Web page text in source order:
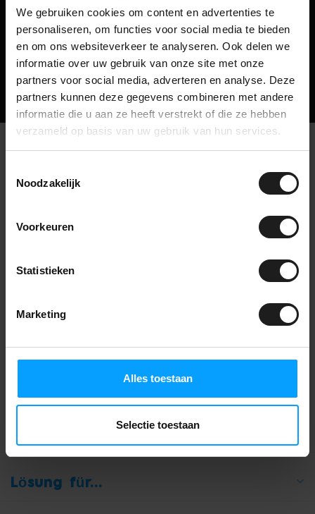
We gebruiken cookies om content en advertenties te
personaliseren, om functies voor social media te bieden
en om ons websiteverkeer te analyseren. Ook delen we
informatie over uw gebruik van onze site met onze
partners voor social media, adverteren en analyse. Deze
partners kunnen deze gegevens combineren met andere
informatie die u aan ze heeft verstrekt of die ze hebben
verzameld op basis van uw gebruik van hun services.
Noodzakelijk
Voorkeuren
Statistieken
Marketing
Alles toestaan
Selectie toestaan
nach einer maßgeschneiderten Lösung?
Kontaktieren Sie uns
Mehr über uns
Große Auswahl, kleine Preise!
7601 PR Almelo
+31852736738
+31852736738
[email protected]
USt-IdNr.:NL864376157B01
Lösung für...